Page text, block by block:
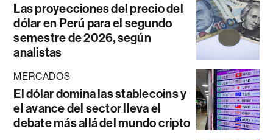
Las proyecciones del precio del
dólar en Perú para el segundo
semestre de 2026, según
analistas
MERCADOS
El dólar domina las stablecoins y
el avance del sector lleva el
debate más allá del mundo cripto